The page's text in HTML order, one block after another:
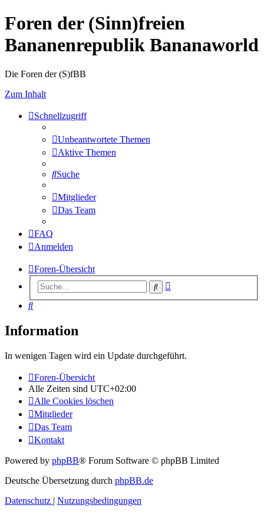
Foren der (Sinn)freien
Bananenrepublik Bananaworld
Die Foren der (S)fBB
Zum Inhalt
Schnellzugriff
Unbeantwortete Themen
Aktive Themen
Suche
Mitglieder
Das Team
FAQ
Anmelden
Foren-Übersicht
Suche
Suche
Information
In wenigen Tagen wird ein Update durchgeführt.
Foren-Übersicht
Alle Zeiten sind UTC+02:00
Alle Cookies löschen
Mitglieder
Das Team
Kontakt
Powered by phpBB® Forum Software © phpBB Limited
Deutsche Übersetzung durch phpBB.de
Datenschutz | Nutzungsbedingungen